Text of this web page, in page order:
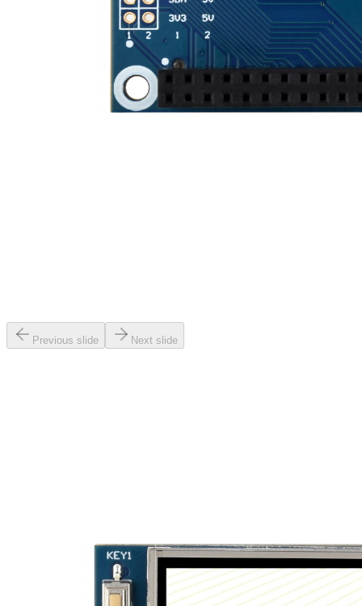
Previous slide Next slide